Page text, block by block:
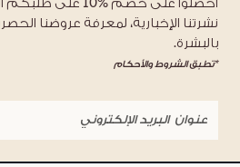
احصلوا على خصم %10
نشرتنا الإخبارية، لمعرفة عروضنا
بالبشرة.
*تطبق الشروط والأحكام